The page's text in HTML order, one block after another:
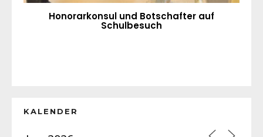
Honorarkonsul und Botschafter auf
Schulbesuch
KALENDER